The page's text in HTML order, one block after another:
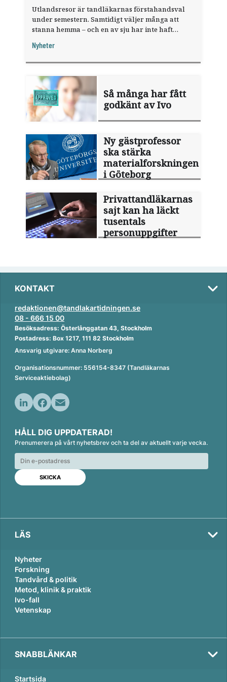
Utlandsresor är tandläkarnas förstahandsval
under semestern. Samtidigt väljer många att
stanna hemma – och en av sju har inte haft
fråga".
Nyheter
Så många har fått
godkänt av Ivo
Ny gästprofessor
ska stärka
materialforskningen
i Göteborg
Privattandläkarnas
sajt kan ha läckt
tusentals
personuppgifter
KONTAKT
redaktionen@tandlakartidningen.se
08 - 666 15 00
Besöksadress: Österlånggatan 43, Stockholm
Postadress: Box 1217, 111 82 Stockholm
Ansvarig utgivare: Anna Norberg
Organisationsnummer: 556154-8347 (Tandläkarnas
Serviceaktiebolag)
n
k
e
d
n
c
e
b
o
o
k
a
i
l
HÅLL DIG UPPDATERAD!
Prenumerera på vårt nyhetsbrev och ta del av aktuellt varje vecka.
LÄS
Nyheter
Forskning
Tandvård & politik
Metod, klinik & praktik
Ivo-fall
Vetenskap
SNABBLÄNKAR
Startsida